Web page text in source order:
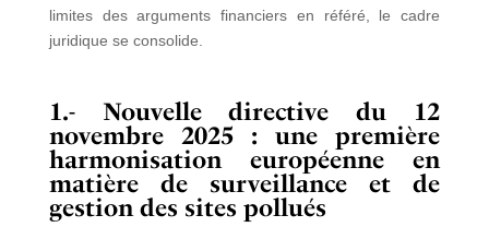
limites des arguments financiers en référé, le cadre
juridique se consolide.
1.- Nouvelle directive du 12
novembre 2025 : une première
harmonisation européenne en
matière de surveillance et de
gestion des sites pollués